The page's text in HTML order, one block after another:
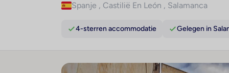
Spanje , Castilië En León , Salamanca
4-sterren accommodatie Gelegen in